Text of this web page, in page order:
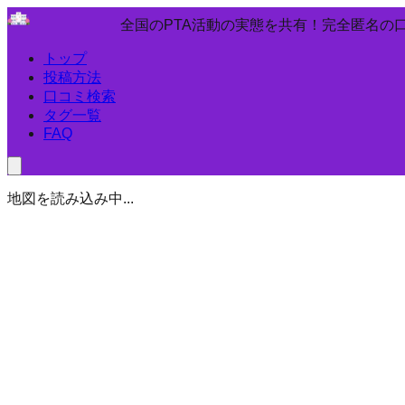
全国のPTA活動の実態を共有！完全匿名の
トップ
投稿方法
口コミ検索
タグ一覧
FAQ
地図を読み込み中...